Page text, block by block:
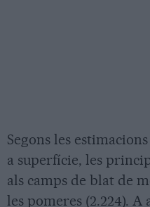
Segons les
a superfície, les
als camps de blat de
les pomeres (2.224). A